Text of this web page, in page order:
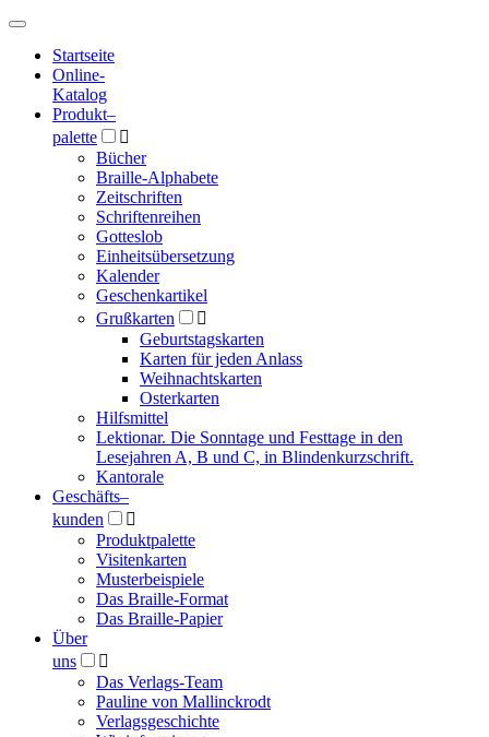
Hauptmenü
Hauptmenü
Startseite
Online-
Katalog
Produkt–
palette

Bücher
Braille-Alphabete
Zeitschriften
Schriftenreihen
Gotteslob
Einheitsübersetzung
Kalender
Geschenkartikel
Grußkarten

Geburtstagskarten
Karten für jeden Anlass
Weihnachtskarten
Osterkarten
Hilfsmittel
Lektionar. Die Sonntage und Festtage in den
Lesejahren A, B und C, in Blindenkurzschrift.
Kantorale
Geschäfts­–
kunden

Produktpalette
Visitenkarten
Musterbeispiele
Das Braille-Format
Das Braille-Papier
Über
uns

Das Verlags-Team
Pauline von Mallinckrodt
Verlagsgeschichte